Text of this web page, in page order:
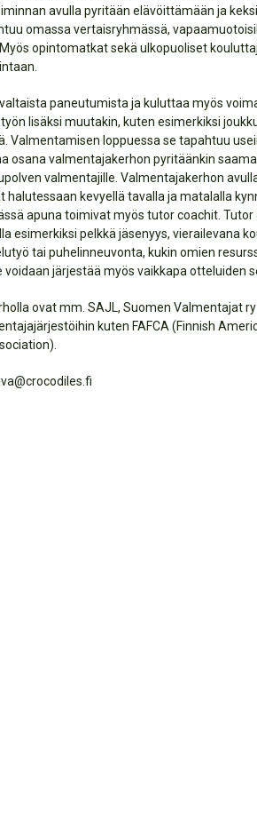
avulla pyritään elävöittämään ja
omassa vertaisryhmässä,
opintomatkat sekä ulkopuoliset
paneutumista ja kuluttaa myös
lisäksi muutakin, kuten esimerkiksi
Valmentamisen loppuessa se tapahtuu
osana valmentajakerhon pyritäänkin
valmentajille. Valmentajakerhon
kevyellä tavalla ja matalalla
apuna toimivat myös tutor coachit. Tutor
esimerkiksi pelkkä jäsenyys, vierailevana
tai puhelinneuvonta, kukin omien
järjestää myös vaikkapa otteluiden
ovat mm. SAJL, Suomen Valmentajat
kuten FAFCA (Finnish